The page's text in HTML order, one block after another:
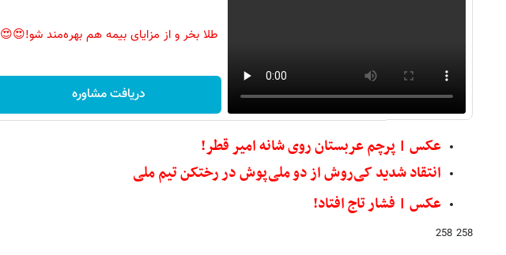
طلا بخر و از مزایای بیمه هم بهره‌مند شو!😍😍
دریافت مشاوره
عکس | پرچم عربستان روی شانه امیر قطر!
انتقاد شدید کی‌روش از دو ملی‌پوش در رختکن تیم ملی
عکس | فشار تاج افتاد!
258 258